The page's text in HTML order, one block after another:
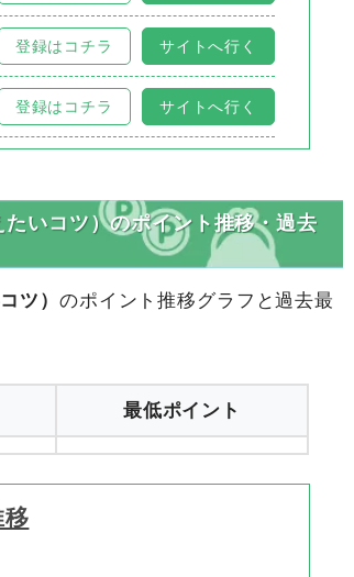
登録はコチラ サイトへ行く
登録はコチラ サイトへ行く
いコツ）のポイント推移・過去
ツ） のポイント推移グラフと過去最
最低ポイント